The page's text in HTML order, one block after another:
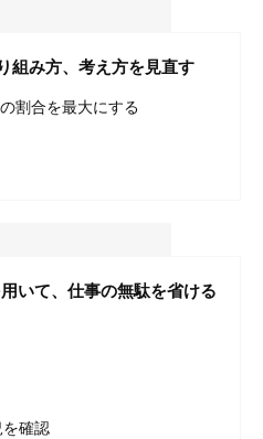
組み方、考え方を見直す
割合を最大にする
いて、仕事の無駄を省ける
を確認